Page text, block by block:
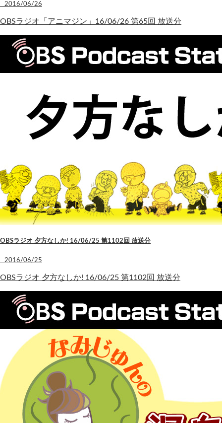
2016/06/26
OBSラジオ「アニマジン」16/06/26 第65回 放送分
OBSラジオ 夕方なしか! 16/06/25 第1102回 放送分
2016/06/25
OBSラジオ 夕方なしか! 16/06/25 第1102回 放送分